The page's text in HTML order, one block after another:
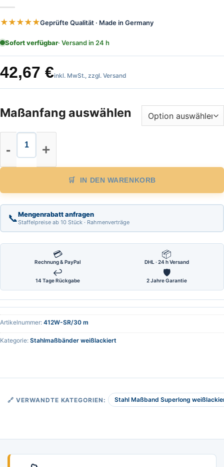
★★★★★Geprüfte Qualität · Made in Germany
Sofort verfügbar· Versand in 24 h
42,67 €inkl. MwSt., zzgl. Versand
Maßanfang auswählen
Stahl Bandmaß Standard Länge
IN DEN WARENKORB
📞Mengenrabatt anfragen
Staffelpreise ab 10 Stück · Rahmenverträge
💳
Rechnung & PayPal
📦
DHL · 24 h Versand
↩
14 Tage Rückgabe
🛡
2 Jahre Garantie
Artikelnummer: 412W-SR/30 m
Kategorie: Stahlmaßbänder weißlackiert
🔗 VERWANDTE KATEGORIEN: Stahl Maßband Superlong